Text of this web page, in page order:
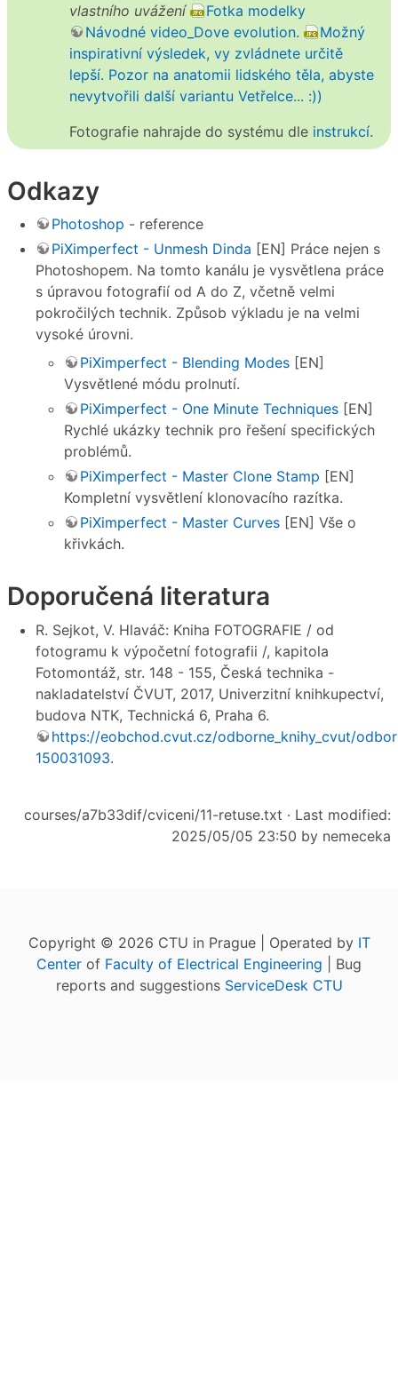
vlastního uvážení
Fotka modelky
Návodné video_Dove evolution.
Možný
inspirativní výsledek, vy zvládnete určitě
lepší. Pozor na anatomii lidského těla, abyste
nevytvořili další variantu Vetřelce... :))
Fotografie nahrajde do systému dle instrukcí.
Odkazy
Photoshop - reference
PiXimperfect - Unmesh Dinda [EN] Práce nejen s
Photoshopem. Na tomto kanálu je vysvětlena práce
s úpravou fotografií od A do Z, včetně velmi
pokročilých technik. Způsob výkladu je na velmi
vysoké úrovni.
PiXimperfect - Blending Modes [EN]
Vysvětlené módu prolnutí.
PiXimperfect - One Minute Techniques [EN]
Rychlé ukázky technik pro řešení specifických
problémů.
PiXimperfect - Master Clone Stamp [EN]
Kompletní vysvětlení klonovacího razítka.
PiXimperfect - Master Curves [EN] Vše o
křivkách.
Doporučená literatura
R. Sejkot, V. Hlaváč: Kniha FOTOGRAFIE / od
fotogramu k výpočetní fotografii /, kapitola
Fotomontáž, str. 148 - 155, Česká technika -
nakladatelství ČVUT, 2017, Univerzitní knihkupectví,
budova NTK, Technická 6, Praha 6.
https://eobchod.cvut.cz/odborne_knihy_cvut/
150031093.
courses/a7b33dif/cviceni/11-retuse.txt · Last modified:
2025/05/05 23:50 by nemeceka
Copyright © 2026 CTU in Prague | Operated by IT
Center of Faculty of Electrical Engineering | Bug
reports and suggestions ServiceDesk CTU